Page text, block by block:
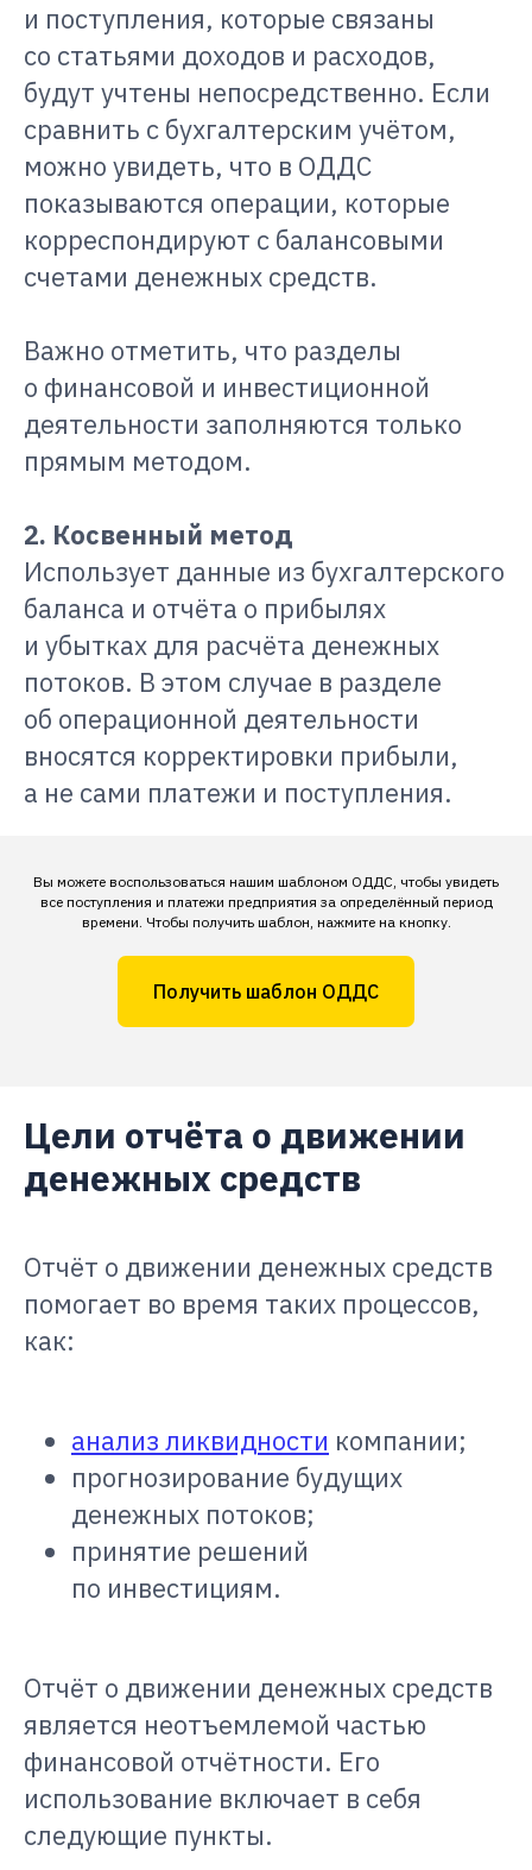
и поступления, которые связаны
со статьями доходов и расходов,
будут учтены непосредственно. Если
сравнить с бухгалтерским учётом,
можно увидеть, что в ОДДС
показываются операции, которые
корреспондируют с балансовыми
счетами денежных средств.
Важно отметить, что разделы
о финансовой и инвестиционной
деятельности заполняются только
прямым методом.
2. Косвенный метод
Использует данные из бухгалтерского
баланса и отчёта о прибылях
и убытках для расчёта денежных
потоков. В этом случае в разделе
об операционной деятельности
вносятся корректировки прибыли,
а не сами платежи и поступления.
Вы можете воспользоваться нашим шаблоном ОДДС, чтобы увидеть
все поступления и платежи предприятия за определённый период
времени. Чтобы получить шаблон, нажмите на кнопку.
Получить шаблон ОДДС
Цели отчёта о движении
денежных средств
Отчёт о движении денежных средств
помогает во время таких процессов,
как:
анализ ликвидности компании;
прогнозирование будущих
денежных потоков;
принятие решений
по инвестициям.
Отчёт о движении денежных средств
является неотъемлемой частью
финансовой отчётности. Его
использование включает в себя
следующие пункты.